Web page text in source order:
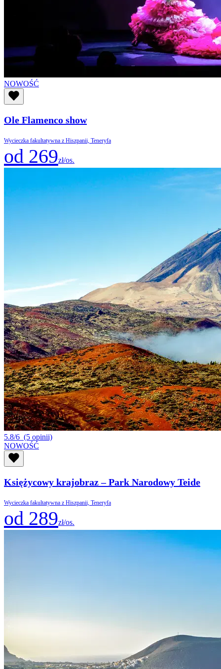
NOWOŚĆ
Ole Flamenco show
Wycieczka fakultatywna z Hiszpanii, Teneryfa
od 269zł/os.
5.8/6 (5 opinii)
NOWOŚĆ
Księżycowy krajobraz – Park Narodowy Teide
Wycieczka fakultatywna z Hiszpanii, Teneryfa
od 289zł/os.